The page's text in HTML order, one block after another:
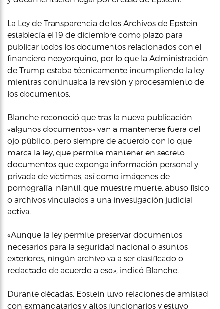
La Ley de Transparencia de los Archivos de Epstein
establecía el 19 de diciembre como plazo para
publicar todos los documentos relacionados con el
financiero neoyorquino, por lo que la Administración
de Trump estaba técnicamente incumpliendo la ley
mientras continuaba la revisión y procesamiento de
los documentos.
Blanche reconoció que tras la nueva publicación
«algunos documentos» van a mantenerse fuera del
ojo público, pero siempre de acuerdo con lo que
marca la ley, que permite mantener en secreto
documentos que exponga información personal y
privada de víctimas, así como imágenes de
pornografía infantil, que muestre muerte, abuso físico
o archivos vinculados a una investigación judicial
activa.
«Aunque la ley permite preservar documentos
necesarios para la seguridad nacional o asuntos
exteriores, ningún archivo va a ser clasificado o
redactado de acuerdo a eso», indicó Blanche.
Durante décadas, Epstein tuvo relaciones de amistad
con exmandatarios y altos funcionarios y estuvo